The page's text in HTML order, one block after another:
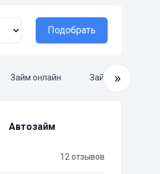
Подобрать
Займ онлайн Займ »
Автозайм
12 отзывов